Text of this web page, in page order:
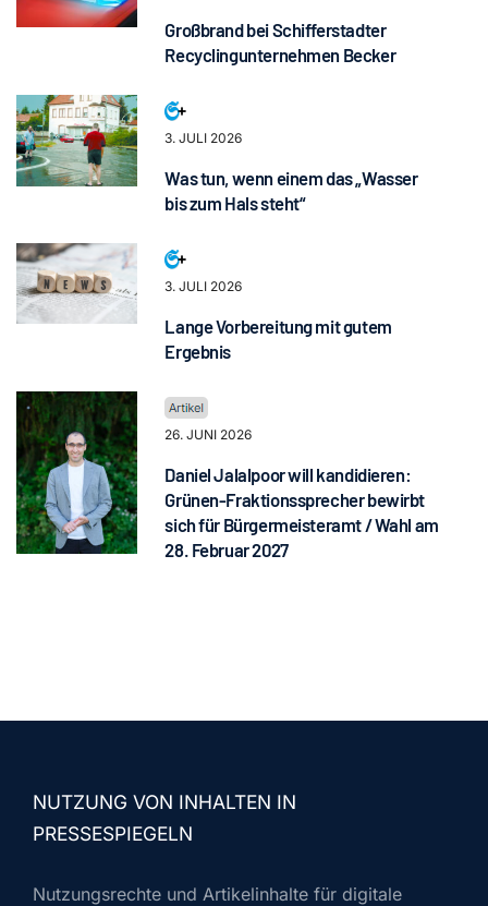
Großbrand bei Schifferstadter
Recyclingunternehmen Becker
3. JULI 2026
Was tun, wenn einem das „Wasser
bis zum Hals steht“
3. JULI 2026
Lange Vorbereitung mit gutem
Ergebnis
26. JUNI 2026
Daniel Jalalpoor will kandidieren:
Grünen-Fraktionssprecher bewirbt
sich für Bürgermeisteramt / Wahl am
28. Februar 2027
NUTZUNG VON INHALTEN IN
PRESSESPIEGELN
Nutzungsrechte und Artikelinhalte für digitale